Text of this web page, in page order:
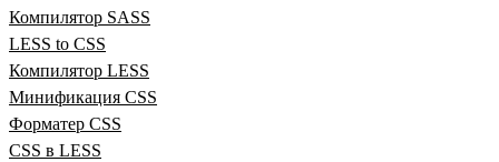
Компилятор SASS
LESS to CSS
Компилятор LESS
Минификация CSS
Форматер CSS
CSS в LESS